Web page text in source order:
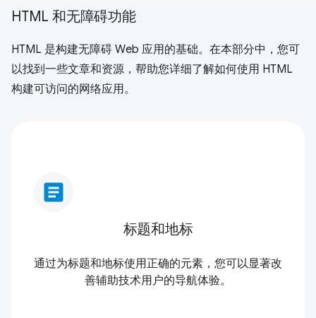
HTML 和无障碍功能
HTML 是构建无障碍 Web 应用的基础。在本部分中，您可
以找到一些文章和资源，帮助您详细了解如何使用 HTML
构建可访问的网络应用。
article
标题和地标
通过为标题和地标使用正确的元素，您可以显著改
善辅助技术用户的导航体验。